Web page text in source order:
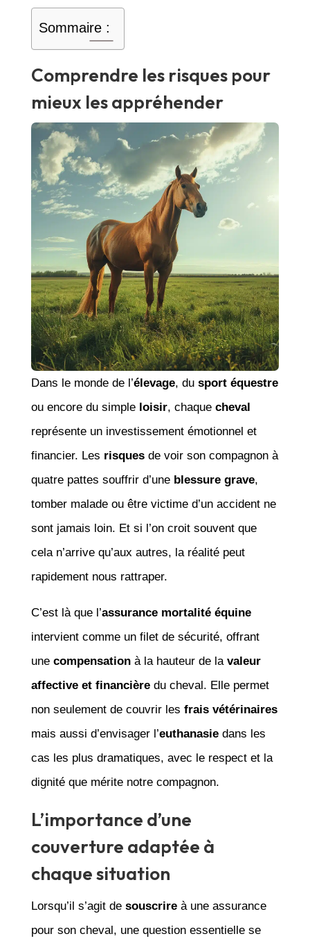
Sommaire :
Comprendre les risques pour
mieux les appréhender
Dans le monde de l’élevage, du sport équestre
ou encore du simple loisir, chaque cheval
représente un investissement émotionnel et
financier. Les risquesde voir son compagnon à
quatre pattes souffrir d’une blessure grave,
tomber malade ou être victime d’un accident ne
sont jamais loin. Et si l’on croit souvent que
cela n’arrive qu’aux autres, la réalité peut
rapidement nous rattraper.
C’est là que l’assurance mortalité équine
intervient comme un filet de sécurité, offrant
une compensationà la hauteur de la valeur
affective et financièredu cheval. Elle permet
non seulement de couvrir les frais vétérinaires
mais aussi d’envisager l’euthanasiedans les
cas les plus dramatiques, avec le respect et la
dignité que mérite notre compagnon.
L’importance d’une
couverture adaptée à
chaque situation
Lorsqu’il s’agit de souscrireà une assurance
pour son cheval, une question essentielle se